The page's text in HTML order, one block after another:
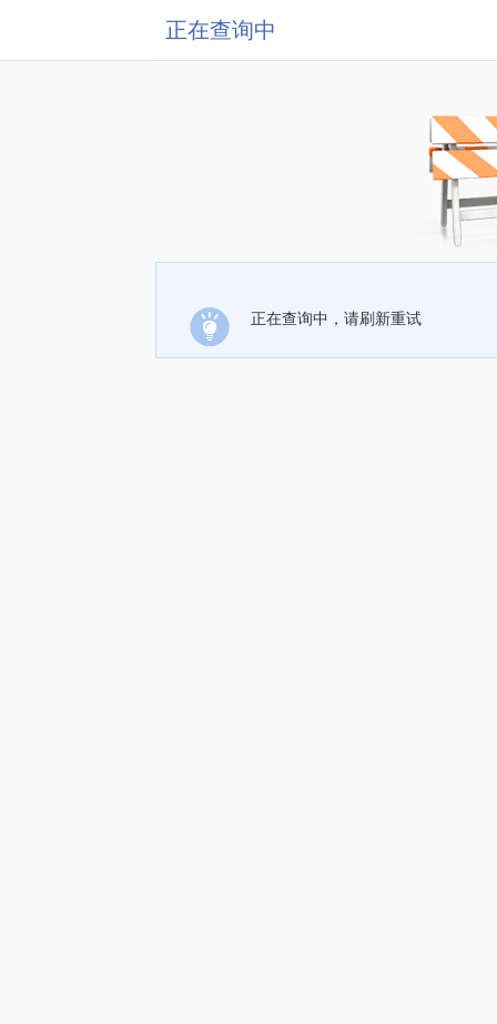
正在查询中
正在查询中，请刷新重试